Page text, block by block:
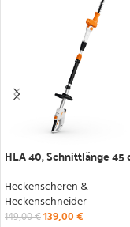
HLA 40, Schnittlänge 45
Heckenscheren &
Heckenschneider
149,00€139,00€